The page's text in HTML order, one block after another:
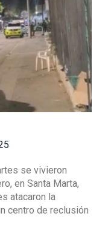
se vivieron
en Santa Marta,
atacaron la
centro de reclusión